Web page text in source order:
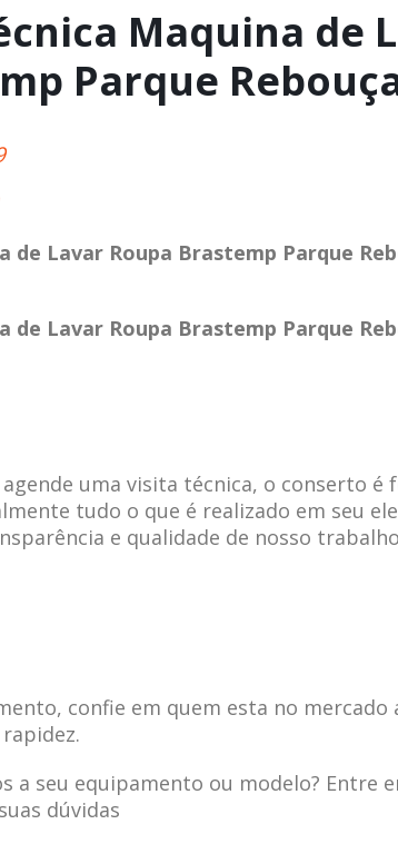
Maquina de
Parque
de Lavar Roupa Brastemp Parque
de Lavar Roupa Brastemp Parque
uma visita técnica, o conserto é
tudo o que é realizado em seu
e qualidade de nosso
confie em quem esta no mercado
a seu equipamento ou modelo? Entre
dúvidas